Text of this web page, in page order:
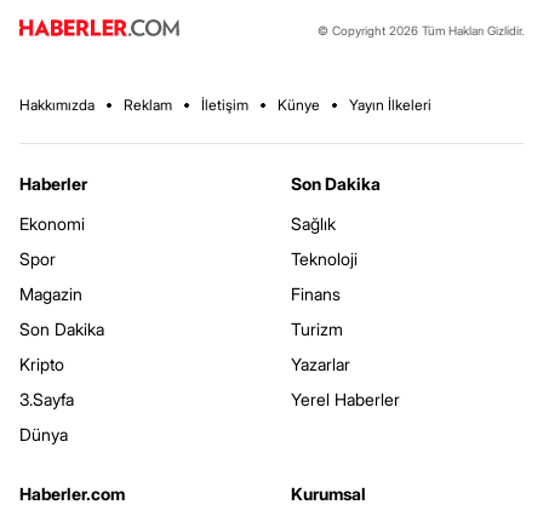
© Copyright 2026 Tüm Hakları Gizlidir.
Hakkımızda Reklam İletişim Künye Yayın İlkeleri
Haberler
Ekonomi
Spor
Magazin
Son Dakika
Kripto
3.Sayfa
Dünya
Son Dakika
Sağlık
Teknoloji
Finans
Turizm
Yazarlar
Yerel Haberler
Haberler.com
Kurumsal